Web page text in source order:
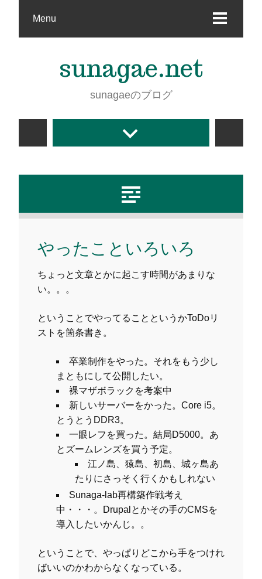
Menu
sunagae.net
sunagaeのブログ
やったこといろいろ
ちょっと文章とかに起こす時間があまりな
い。。。
ということでやってることというかToDoリ
ストを箇条書き。
卒業制作をやった。それをもう少し
まともにして公開したい。
裸マザボラックを考案中
新しいサーバーをかった。Core i5。
とうとうDDR3。
一眼レフを買った。結局D5000。あ
とズームレンズを買う予定。
江ノ島、猿島、初島、城ヶ島あ
たりにさっそく行くかもしれない
Sunaga-lab再構築作戦考え
中・・・。Drupalとかその手のCMSを
導入したいかんじ。。
ということで、やっぱりどこから手をつけれ
ばいいのかわからなくなっている。